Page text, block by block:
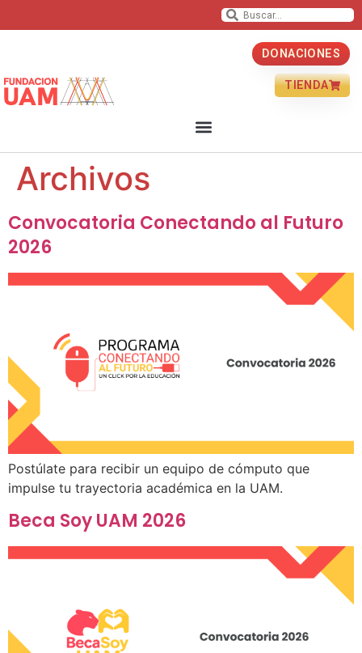
TIENDA
DONACIONES
Archivos
Convocatoria Conectando al Futuro
2026
Postúlate para recibir un equipo de cómputo que
impulse tu trayectoria académica en la UAM.
Beca Soy UAM 2026